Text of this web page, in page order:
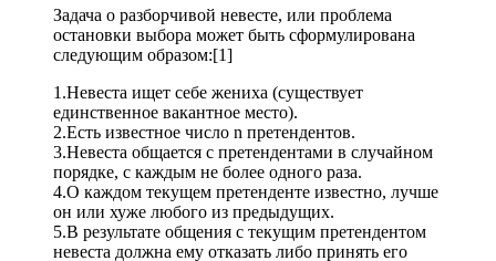
Задача о разборчивой невесте, или проблема
остановки выбора может быть сформулирована
следующим образом:[1]
1.Невеста ищет себе жениха (существует
единственное вакантное место).
2.Есть известное число n претендентов.
3.Невеста общается с претендентами в случайном
порядке, с каждым не более одного раза.
4.О каждом текущем претенденте известно, лучше
он или хуже любого из предыдущих.
5.В результате общения с текущим претендентом
невеста должна ему отказать либо принять его